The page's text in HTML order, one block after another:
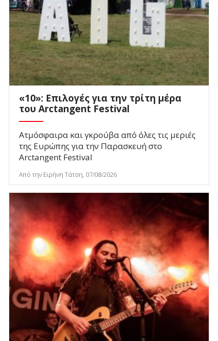
«10»: Επιλογές για την τρίτη μέρα
του Arctangent Festival
Ατμόσφαιρα και γκρούβα από όλες τις μεριές
της Ευρώπης για την Παρασκευή στο
Arctangent Festival
Από την Ειρήνη Τάτση, 07/08/2026